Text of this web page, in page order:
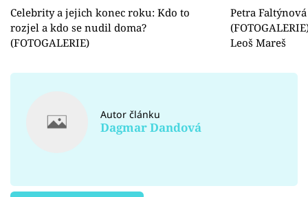
Celebrity a jejich konec roku: Kdo to
rozjel a kdo se nudil doma?
(FOTOGALERIE)
Petra
Leoš Mareš
Autor článku
Dagmar Dandová